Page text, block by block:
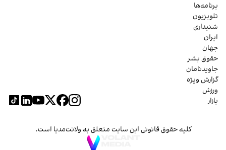
برنامه‌ها
تلویزیون
شنیداری
ایران
جهان
حقوق بشر
جاویدنامان
گزارش ویژه
ورزش
بازار
کلیه حقوق قانونی این سایت متعلق به ولانت‌مدیا است.